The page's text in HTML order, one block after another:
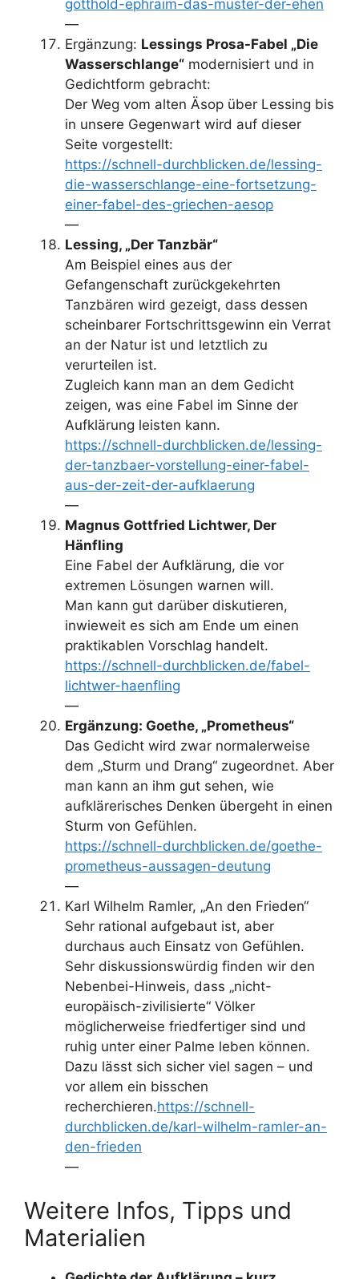
gotthold-ephraim-das-muster-der-ehen
—
Ergänzung: Lessings Prosa-Fabel „Die
Wasserschlange“ modernisiert und in
Gedichtform gebracht:
Der Weg vom alten Äsop über Lessing bis
in unsere Gegenwart wird auf dieser
Seite vorgestellt:
https://schnell-durchblicken.de/lessing-
die-wasserschlange-eine-fortsetzung-
einer-fabel-des-griechen-aesop
—
Lessing, „Der Tanzbär“
Am Beispiel eines aus der
Gefangenschaft zurückgekehrten
Tanzbären wird gezeigt, dass dessen
scheinbarer Fortschrittsgewinn ein Verrat
an der Natur ist und letztlich zu
verurteilen ist.
Zugleich kann man an dem Gedicht
zeigen, was eine Fabel im Sinne der
Aufklärung leisten kann.
https://schnell-durchblicken.de/lessing-
der-tanzbaer-vorstellung-einer-fabel-
aus-der-zeit-der-aufklaerung
—
Magnus Gottfried Lichtwer, Der
Hänfling
Eine Fabel der Aufklärung, die vor
extremen Lösungen warnen will.
Man kann gut darüber diskutieren,
inwieweit es sich am Ende um einen
praktikablen Vorschlag handelt.
https://schnell-durchblicken.de/fabel-
lichtwer-haenfling
—
Ergänzung: Goethe, „Prometheus“
Das Gedicht wird zwar normalerweise
dem „Sturm und Drang“ zugeordnet. Aber
man kann an ihm gut sehen, wie
aufklärerisches Denken übergeht in einen
Sturm von Gefühlen.
https://schnell-durchblicken.de/goethe-
prometheus-aussagen-deutung
—
Karl Wilhelm Ramler, „An den Frieden“
Sehr rational aufgebaut ist, aber
durchaus auch Einsatz von Gefühlen.
Sehr diskussionswürdig finden wir den
Nebenbei-Hinweis, dass „nicht-
europäisch-zivilisierte“ Völker
möglicherweise friedfertiger sind und
ruhig unter einer Palme leben können.
Dazu lässt sich sicher viel sagen – und
vor allem ein bisschen
recherchieren.https://schnell-
durchblicken.de/karl-wilhelm-ramler-an-
den-frieden
—
Weitere Infos, Tipps und
Materialien